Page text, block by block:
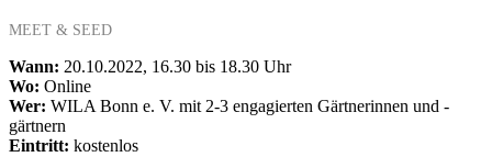
MEET & SEED
Wann: 20.10.2022, 16.30 bis 18.30 Uhr
Wo: Online
Wer: WILA Bonn e. V. mit 2-3 engagierten Gärtnerinnen und -
gärtnern
Eintritt: kostenlos